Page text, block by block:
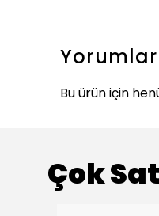
Yorumlar
Bu ürün için
Çok